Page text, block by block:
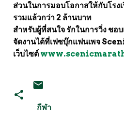
ส่วนในการมอบโอกาสให้กับโรง
รวมแล้วกว่า 2 ล้านบาท
สำหรับผู้ที่สนใจ รักในการวิ่ง ชอ
จัดงานได้ที่เฟซบุ๊กแฟนเพจ
เว็บไซต์
กีฬา